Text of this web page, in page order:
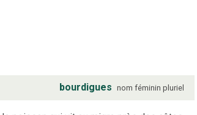
bourdigues nom féminin pluriel